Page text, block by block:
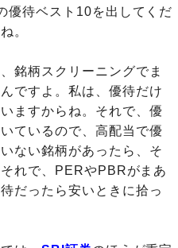
優待ベスト10を出してくだ
。
銘柄スクリーニングでま
ですよ。私は、優待だけ
ますからね。それで、優
ているので、高配当で優
ない銘柄があったら、そ
れで、PERやPBRがまあ
だったら安いときに拾っ